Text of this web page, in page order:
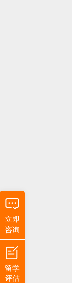
立即
咨询
留学
评估